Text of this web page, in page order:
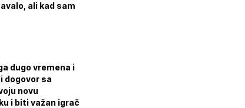
ali kad sam
dugo vremena i
dogovor sa
novu
i biti važan igrač